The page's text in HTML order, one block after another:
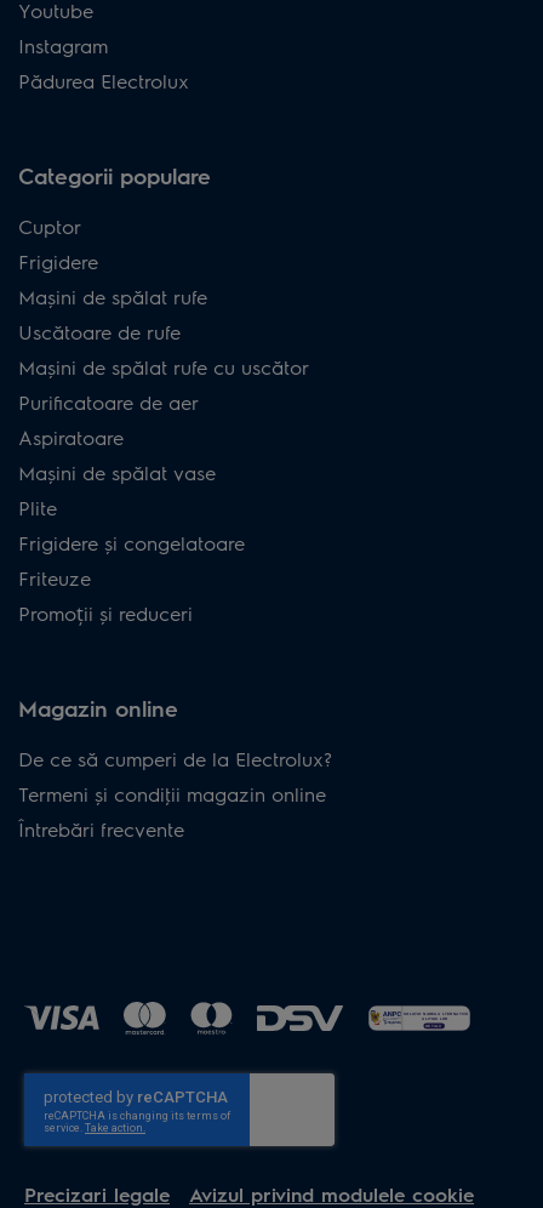
Youtube
Instagram
Pădurea Electrolux
Categorii populare
Cuptor
Frigidere
Mașini de spălat rufe
Uscătoare de rufe
Mașini de spălat rufe cu uscător
Purificatoare de aer
Aspiratoare
Mașini de spălat vase
Plite
Frigidere și congelatoare
Friteuze
Promoții și reduceri
Magazin online
De ce să cumperi de la Electrolux?
Termeni și condiţii magazin online
Întrebări frecvente
Precizari legale Avizul privind modulele cookie